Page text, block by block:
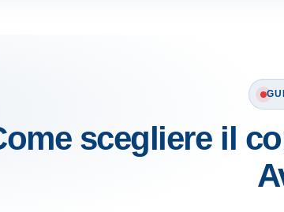
scegliere il